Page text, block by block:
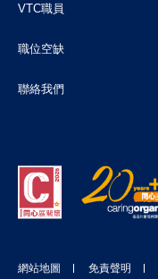
VTC職員
職位空缺
聯絡我們
網站地圖 免責聲明